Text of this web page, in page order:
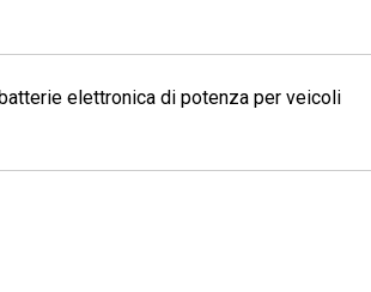
elettronica di potenza per veicoli